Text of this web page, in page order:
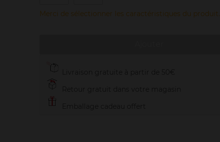
Merci de sélectionner les caractéristiques du produit.